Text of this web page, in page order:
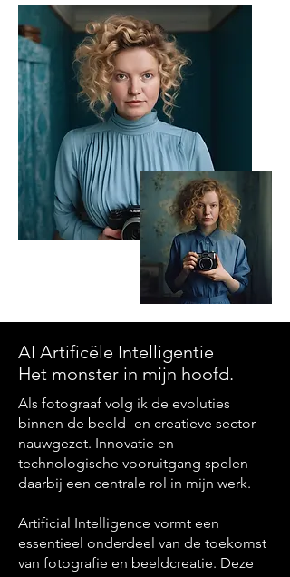
AI Artificële Intelligentie
Het monster in mijn hoofd.
Als fotograaf volg ik de evoluties
binnen de beeld- en creatieve sector
nauwgezet. Innovatie en
technologische vooruitgang spelen
daarbij een centrale rol in mijn werk.
Artificial Intelligence vormt een
essentieel onderdeel van de toekomst
van fotografie en beeldcreatie. Deze